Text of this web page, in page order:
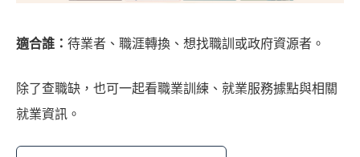
適合誰： 待業者、職涯轉換、想找職訓或政府資源者。
除了查職缺，也可一起看職業訓練、就業服務據點與相關
就業資訊。